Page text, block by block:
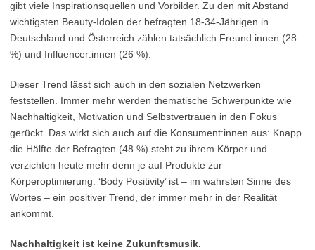
gibt viele Inspirationsquellen und Vorbilder. Zu den mit Abstand
wichtigsten Beauty-Idolen der befragten 18-34-Jährigen in
Deutschland und Österreich zählen tatsächlich Freund:innen (28
%) und Influencer:innen (26 %).
Dieser Trend lässt sich auch in den sozialen Netzwerken
feststellen. Immer mehr werden thematische Schwerpunkte wie
Nachhaltigkeit, Motivation und Selbstvertrauen in den Fokus
gerückt. Das wirkt sich auch auf die Konsument:innen aus: Knapp
die Hälfte der Befragten (48 %) steht zu ihrem Körper und
verzichten heute mehr denn je auf Produkte zur
Körperoptimierung. ‘Body Positivity’ ist – im wahrsten Sinne des
Wortes – ein positiver Trend, der immer mehr in der Realität
ankommt.
Nachhaltigkeit ist keine Zukunftsmusik.